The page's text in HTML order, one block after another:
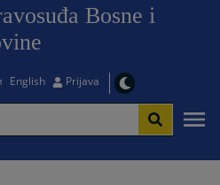
Bosne i
English Prijava